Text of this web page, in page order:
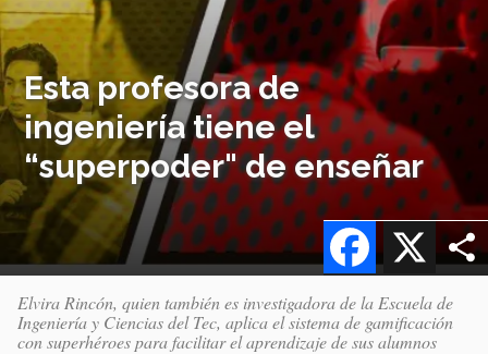
Esta profesora de
ingeniería tiene el
“superpoder" de enseñar
X
Facebook
Elvira Rincón, quien también es investigadora de la Escuela de
Ingeniería y Ciencias del Tec, aplica el sistema de gamificación
con superhéroes para facilitar el aprendizaje de sus alumnos